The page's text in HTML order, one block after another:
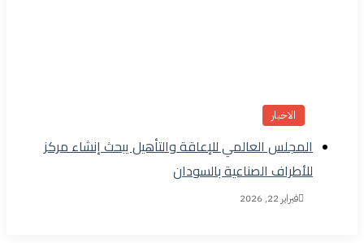
الاخبار
المجلس العالمي للإعاقة والتأهيل يبحث إنشاء مركز
للأطراف الصناعية بالسودان
فبراير 22, 2026